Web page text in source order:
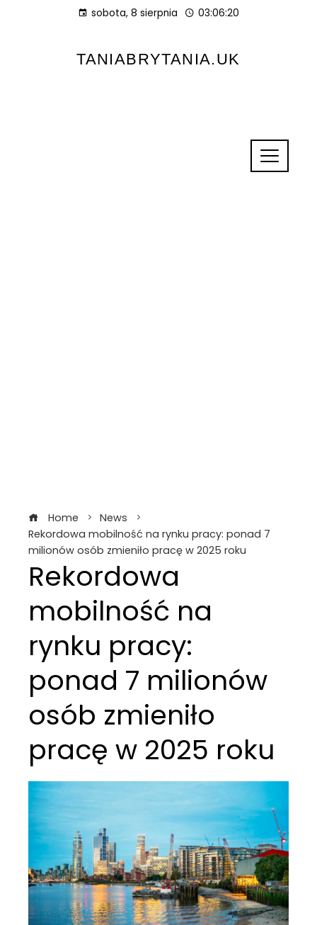
sobota, 8 sierpnia 03:06:20
TANIABRYTANIA.UK
Home
News
Rekordowa mobilność na rynku pracy: ponad 7
milionów osób zmieniło pracę w 2025 roku
Rekordowa
mobilność na
rynku pracy:
ponad 7 milionów
osób zmieniło
pracę w 2025 roku